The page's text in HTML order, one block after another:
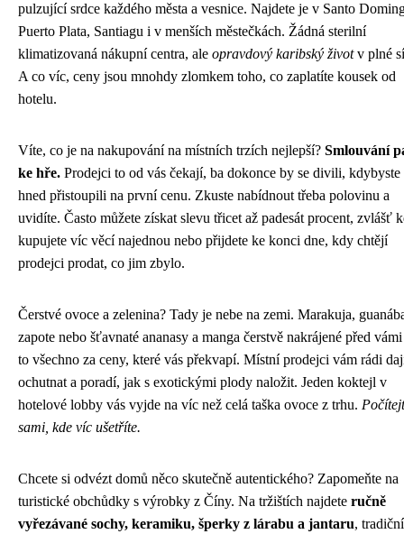
pulzující srdce každého města a vesnice. Najdete je v Santo
Puerto Plata, Santiagu i v menších městečkách. Žádná sterilní
klimatizovaná nákupní centra, ale opravdový karibský životv plné
A co víc, ceny jsou mnohdy zlomkem toho, co zaplatíte kousek od
hotelu.
Víte, co je na nakupování na místních trzích nejlepší? Smlouvání
ke hře. Prodejci to od vás čekají, ba dokonce by se divili, kdybyste
hned přistoupili na první cenu. Zkuste nabídnout třeba polovinu a
uvidíte. Často můžete získat slevu třicet až padesát procent, zvlášť
kupujete víc věcí najednou nebo přijdete ke konci dne, kdy chtějí
prodejci prodat, co jim zbylo.
Čerstvé ovoce a zelenina? Tady je nebe na zemi. Marakuja,
zapote nebo šťavnaté ananasy a manga čerstvě nakrájené před
to všechno za ceny, které vás překvapí. Místní prodejci vám rádi
ochutnat a poradí, jak s exotickými plody naložit. Jeden koktejl v
hotelové lobby vás vyjde na víc než celá taška ovoce z trhu.
sami, kde víc ušetříte.
Chcete si odvézt domů něco skutečně autentického? Zapomeňte na
turistické obchůdky s výrobky z Číny. Na tržištích najdete ručně
vyřezávané sochy, keramiku, šperky z lárabu a jantaru, tradiční